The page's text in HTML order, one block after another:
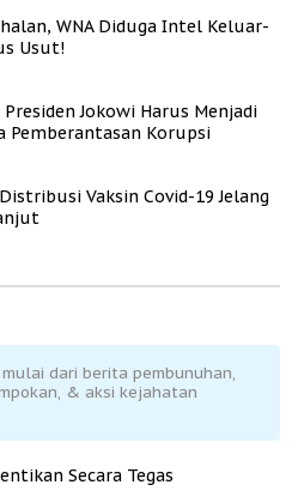
WNA Diduga Intel Keluar-
Usut!
Jokowi Harus Menjadi
Pemberantasan Korupsi
Vaksin Covid-19 Jelang
dari berita pembunuhan,
& aksi kejahatan
Secara Tegas